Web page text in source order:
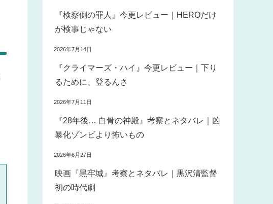
『検察側の罪人』今更レビュー｜HEROだけ
が検事じゃない
2026年7月14日
『クライマーズ・ハイ』今更レビュー｜下り
るために、登るんさ
2026年7月11日
『28年後… 白骨の神殿』考察とネタバレ｜凶
暴化ゾンビより怖いもの
2026年6月27日
映画『黒牢城』考察とネタバレ｜黒沢清監督
初の時代劇